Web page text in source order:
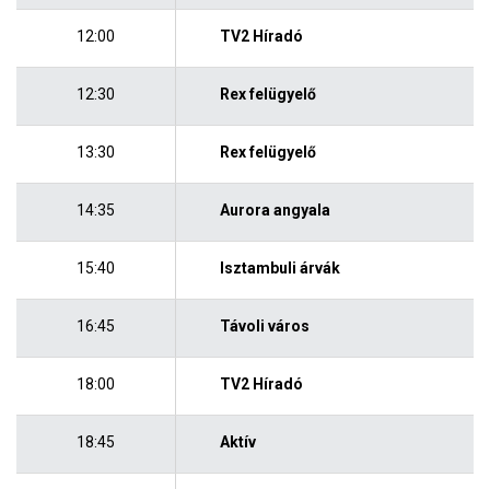
12:00 TV2 Híradó
12:30 Rex felügyelő
13:30 Rex felügyelő
14:35 Aurora angyala
15:40 Isztambuli árvák
16:45 Távoli város
18:00 TV2 Híradó
18:45 Aktív